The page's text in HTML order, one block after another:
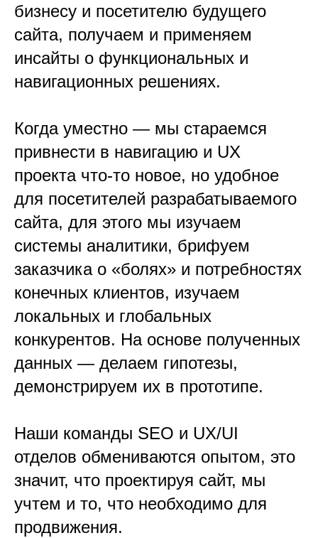
бизнесу и посетителю будущего
сайта, получаем и применяем
инсайты о функциональных и
навигационных решениях.
Когда уместно — мы стараемся
привнести в навигацию и UX
проекта что-то новое, но удобное
для посетителей разрабатываемого
сайта, для этого мы изучаем
системы аналитики, брифуем
заказчика о «болях» и потребностях
конечных клиентов, изучаем
локальных и глобальных
конкурентов. На основе полученных
данных — делаем гипотезы,
демонстрируем их в прототипе.
Наши команды SEO и UX/UI
отделов обмениваются опытом, это
значит, что проектируя сайт, мы
учтем и то, что необходимо для
продвижения.